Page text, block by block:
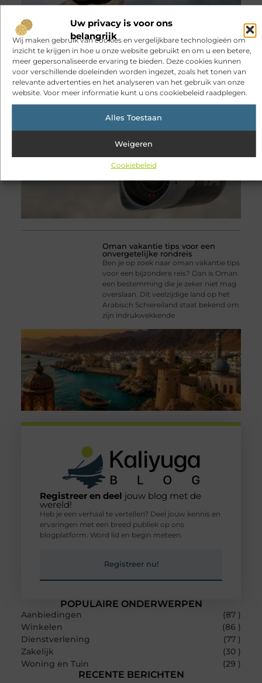
Uw privacy is voor ons
belangrijk
Wij maken gebruik van cookies en vergelijkbare technologieën om
inzicht te krijgen in hoe u onze website gebruikt en om u een betere,
meer gepersonaliseerde ervaring te bieden. Deze cookies kunnen
voor verschillende doeleinden worden ingezet, zoals het tonen van
relevante advertenties en het analyseren van het gebruik van onze
website. Voor meer informatie kunt u ons cookiebeleid raadplegen.
Alles Toestaan
Weigeren
Cookiebeleid
Sitcon: slimme
beveiligingsoplossingen met
kennis uit de praktijk
Wie woning, bedrijf of terrein goed wil
beveiligen, zoekt meer dan alleen een
apparaat met veel functies.
Betrouwbaarheid, gebruiksgemak en
2007 op in. Het
Oman vakantie tips voor een
onvergetelijke rondreis
Ben je op zoek naar oman vakantie tips
voor een bijzondere reis? Dan is Oman
een bestemming die je zeker niet mag
overslaan. Dit veelzijdige land op het
Arabisch Schiereiland staat bekend om
zijn indrukwekkende
POPULAIRE ONDERWERPEN
Aanbiedingen
(87 )
Winkelen
(86 )
Dienstverlening
(77 )
Zakelijk
(30 )
Woning en Tuin
(29 )
RECENTE BERICHTEN
Registreer en deel jouw blog met de
wereld!
Heb je een verhaal te vertellen? Deel jouw kennis en
ervaringen met een breed publiek op ons
blogplatform. Word lid en begin meteen.
Registreer nu!